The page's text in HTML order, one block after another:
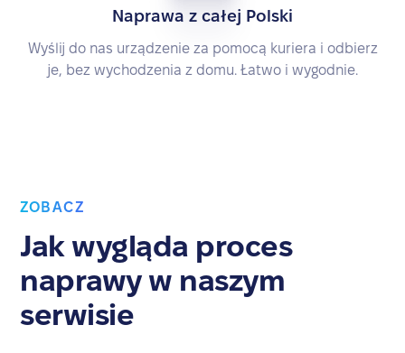
Naprawa z całej Polski
Wyślij do nas urządzenie za pomocą kuriera i odbierz
je, bez wychodzenia z domu. Łatwo i wygodnie.
ZOBACZ
Jak wygląda proces
naprawy w naszym
serwisie